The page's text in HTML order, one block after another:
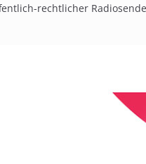
rechtlicher